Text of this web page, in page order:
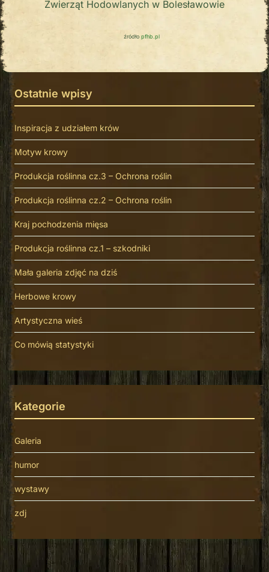
Zwierząt Hodowlanych w Bolesławowie
źródło pfhb.pl
Ostatnie wpisy
Inspiracja z udziałem krów
Motyw krowy
Produkcja roślinna cz.3 – Ochrona roślin
Produkcja roślinna cz.2 – Ochrona roślin
Kraj pochodzenia mięsa
Produkcja roślinna cz.1 – szkodniki
Mała galeria zdjęć na dziś
Herbowe krowy
Artystyczna wieś
Co mówią statystyki
Kategorie
Galeria
humor
wystawy
zdj